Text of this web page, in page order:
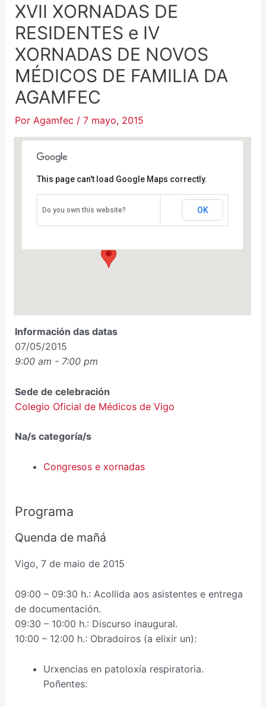
XVII XORNADAS DE
RESIDENTES e IV
XORNADAS DE NOVOS
MÉDICOS DE FAMILIA DA
AGAMFEC
Por Agamfec / 7 mayo, 2015
Ecuador 84 - Vigo
This page can't load Google Maps correctly.
Do you own this website? OK
Información das datas
07/05/2015
9:00 am - 7:00 pm
Sede de celebración
Colegio Oficial de Médicos de Vigo
Na/s categoría/s
Congresos e xornadas
Programa
Quenda de mañá
Vigo, 7 de maio de 2015
09:00 – 09:30 h.: Acollida aos asistentes e entrega
de documentación.
09:30 – 10:00 h.: Discurso inaugural.
10:00 – 12:00 h.: Obradoiros (a elixir un):
Urxencias en patoloxía respiratoria.
Poñentes: